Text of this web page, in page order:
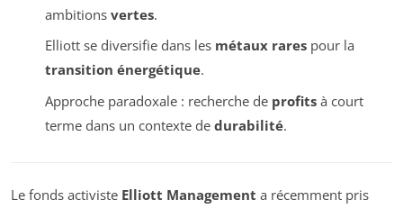
ambitions vertes.
Elliott se diversifie dans les métaux rarespour la
transition énergétique.
Approche paradoxale : recherche de profitsà court
terme dans un contexte de durabilité.
Le fonds activiste Elliott Management a récemment pris